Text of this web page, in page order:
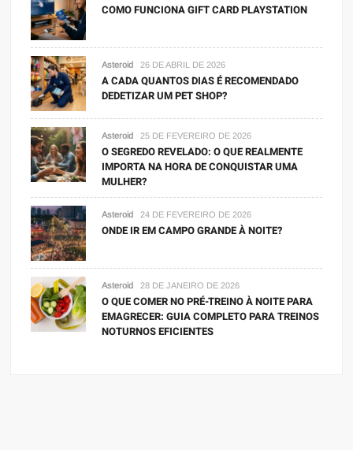
COMO FUNCIONA GIFT CARD PLAYSTATION
Asteroid 26 DE ABRIL DE 2026
A CADA QUANTOS DIAS É RECOMENDADO
DEDETIZAR UM PET SHOP?
Asteroid 25 DE FEVEREIRO DE 2026
O SEGREDO REVELADO: O QUE REALMENTE
IMPORTA NA HORA DE CONQUISTAR UMA
MULHER?
Asteroid 24 DE FEVEREIRO DE 2026
ONDE IR EM CAMPO GRANDE À NOITE?
Asteroid 28 DE JANEIRO DE 2026
O QUE COMER NO PRÉ-TREINO À NOITE PARA
EMAGRECER: GUIA COMPLETO PARA TREINOS
NOTURNOS EFICIENTES